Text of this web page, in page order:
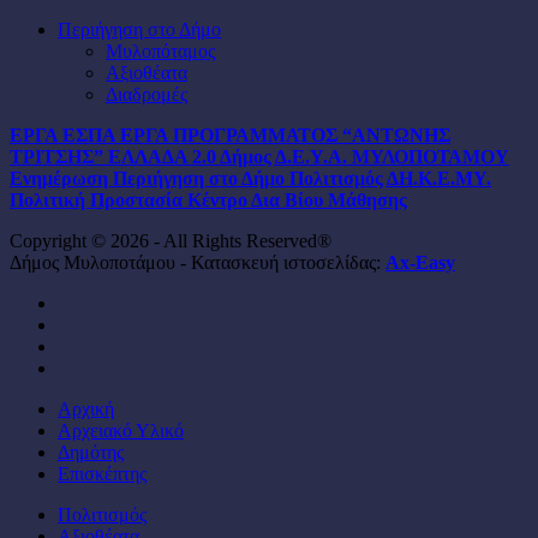
Περιήγηση στο Δήμο
Μυλοπόταμος
Αξιοθέατα
Διαδρομές
ΕΡΓΑ ΕΣΠΑ ΕΡΓΑ ΠΡΟΓΡΑΜΜΑΤΟΣ “ΑΝΤΩΝΗΣ
ΤΡΙΤΣΗΣ” ΕΛΛΑΔΑ 2.0ΔήμοςΔ.Ε.Υ.Α. ΜΥΛΟΠΟΤΑΜΟΥ
Ενημέρωση Περιήγηση στο Δήμο ΠολιτισμόςΔΗ.Κ.Ε.ΜΥ.
Πολιτική Προστασία Κέντρο Δια Βίου Μάθησης
Copyright © 2026 - All Rights Reserved®
Δήμος Μυλοποτάμου - Κατασκευή ιστοσελίδας: Ax-Easy
Close
Menu
Αρχική
Αρχειακό Υλικό
Δημότης
Επισκέπτης
Πολιτισμός